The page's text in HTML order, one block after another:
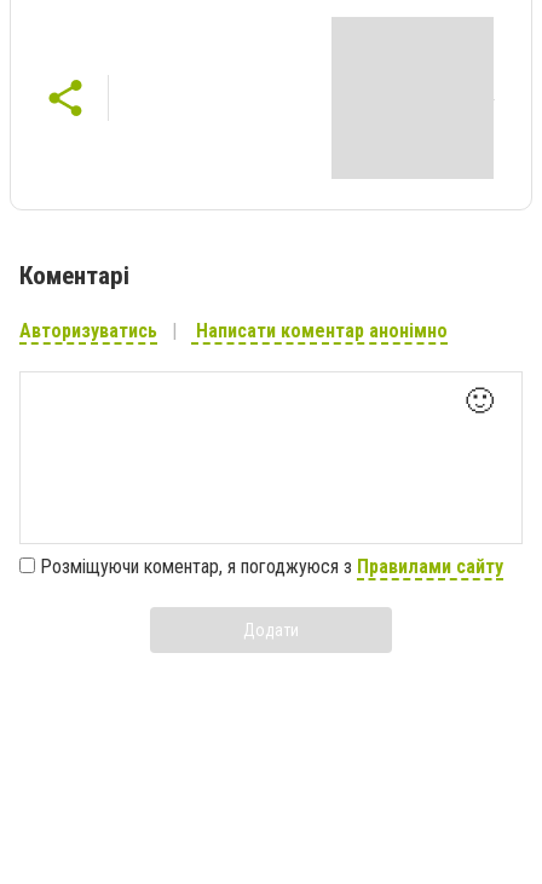
Коментарі
Авторизуватись Написати коментар анонімно
🙂
Розміщуючи коментар, я погоджуюся з Правилами сайту
Додати